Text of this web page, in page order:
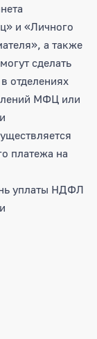
и «Личного
а также
сделать
отделениях
МФЦ или
платежа на
уплаты НДФЛ